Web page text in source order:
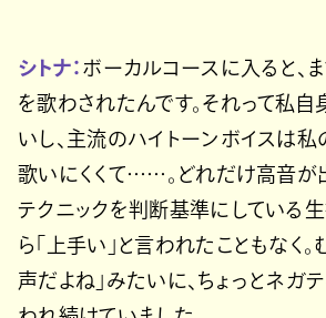
シトナ： ボーカルコースに入ると、
を歌わされたんです。それって私
いし、主流のハイトーンボイスは
歌いにくくて……。どれだけ高音が
テクニックを判断基準にしている
ら「上手い」と言われたこともなく。
声だよね」みたいに、ちょっとネガ